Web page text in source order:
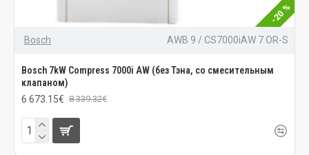
-20 %
Bosch AWB 9 / CS7000iAW 7 OR-S
Bosch 7kW Compress 7000i AW (без Тэна, со смесительным
клапаном)
6 673.15€ 8 339.32€